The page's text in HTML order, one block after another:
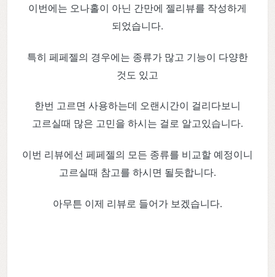
이번에는 오나홀이 아닌 간만에 젤리뷰를 작성하게
되었습니다.
특히 페페젤의 경우에는 종류가 많고 기능이 다양한
것도 있고
한번 고르면 사용하는데 오랜시간이 걸리다보니
고르실때 많은 고민을 하시는 걸로 알고있습니다.
이번 리뷰에선 페페젤의 모든 종류를 비교할 예정이니
고르실때 참고를 하시면 될듯합니다.
아무튼 이제 리뷰로 들어가 보겠습니다.